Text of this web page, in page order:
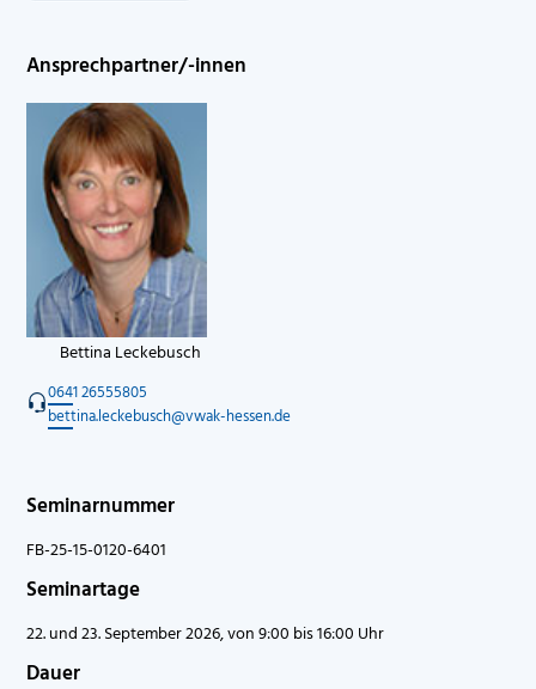
Ansprechpartner/-innen
Bettina Leckebusch
0641 26555805
bettina.leckebusch@vwak-hessen.de
Seminarnummer
FB-25-15-0120-6401
Seminartage
22. und 23. September 2026, von 9:00 bis 16:00 Uhr
Dauer